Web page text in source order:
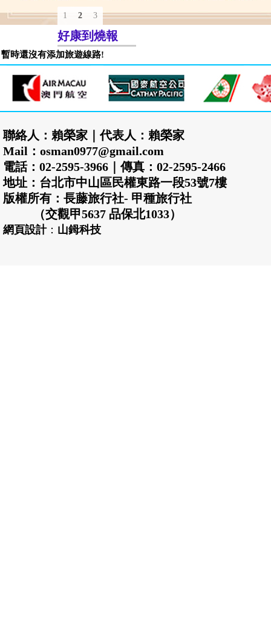
好康到燒報
1 2 3
暫時還沒有添加旅遊線路!
聯絡人：賴榮家｜代表人：賴榮家
Mail：osman0977@gmail.com
電話：02-2595-3966｜傳真：02-2595-2466
地址：台北市中山區民權東路一段53號7樓
版權所有：長藤旅行社- 甲種旅行社
（交觀甲5637 品保北1033）
網頁設計： 山鉧科技